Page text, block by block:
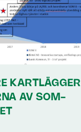
KARTLÄGGER
AV SOM-